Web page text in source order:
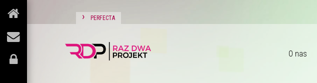
› PERFECTA
O nas